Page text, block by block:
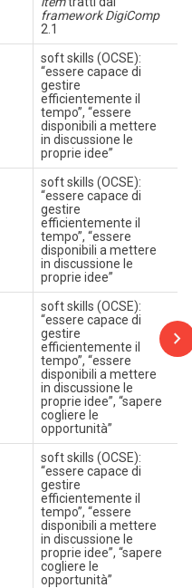
framework DigiComp
2.1
soft skills (OCSE):
“essere capace di
gestire
efficientemente il
tempo”, “essere
disponibili a mettere
in discussione le
proprie idee”
soft skills (OCSE):
“essere capace di
gestire
efficientemente il
tempo”, “essere
disponibili a mettere
in discussione le
proprie idee”
soft skills (OCSE):
“essere capace di
gestire
efficientemente il
tempo”, “essere
disponibili a mettere
in discussione le
proprie idee”, “sapere
cogliere le
opportunità”
soft skills (OCSE):
“essere capace di
gestire
efficientemente il
tempo”, “essere
disponibili a mettere
in discussione le
proprie idee”, “sapere
cogliere le
opportunità”